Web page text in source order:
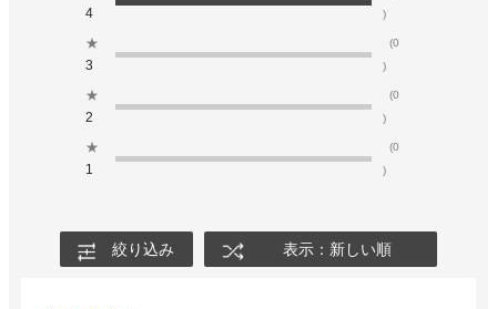
4
)
★
3
(0
)
★
2
(0
)
★
1
(0
)
絞り込み 表示：新しい順